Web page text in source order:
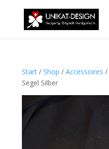
Start/ Shop / Accessoires /
Segel Silber